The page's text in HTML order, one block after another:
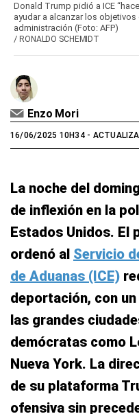
Donald Trump pidió a ICE
ayudar a alcanzar los
administración (Foto: AFP)
/ RONALDO SCHEMIDT
Enzo Mori
16/06/2025 10H34-
La noche del
de inflexión en la
Estados Unidos. El
ordenó al Servicio
de Aduanas (ICE)
deportación, con
las grandes
demócratas como
Nueva York. La
de su plataforma
ofensiva sin